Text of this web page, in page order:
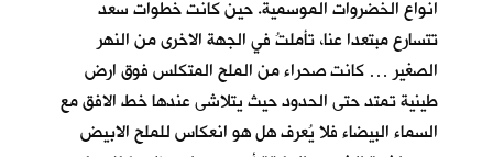
انواع الخضروات الموسمية. حين كانت خطوات سعد
تتسارع مبتعدا عنا، تأملتُ في الجهة الاخرى من النهر
الصغير … كانت صحراء من الملح المتكلس فوق ارض
طينية تمتد حتى الحدود حيث يتلاشى عندها خط الافق مع
السماء البيضاء فلا يُعرف هل هو انعكاس للملح الابيض